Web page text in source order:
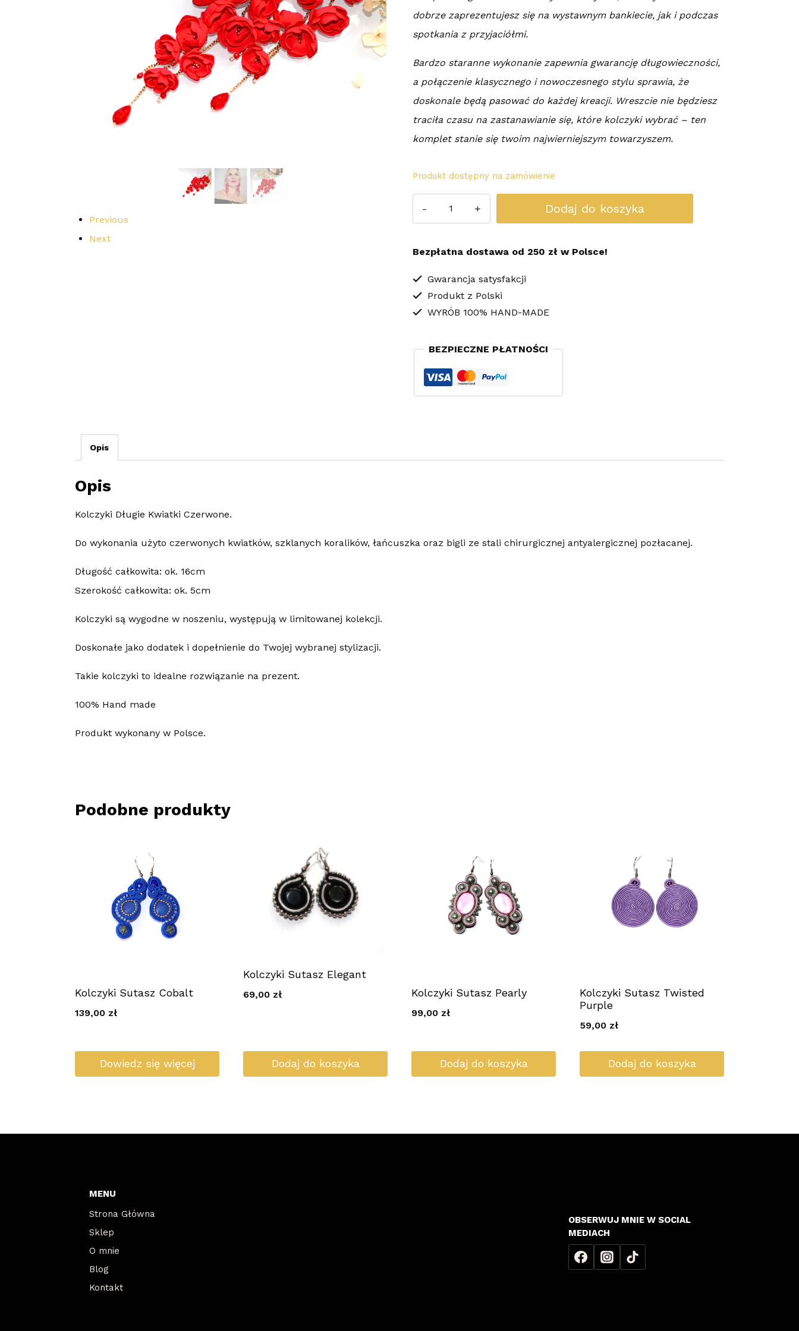
Previous
Next
dobrze zaprezentujesz się na wystawnym bankiecie, jak i podczas
spotkania z przyjaciółmi.
Bardzo staranne wykonanie zapewnia gwarancję długowieczności,
a połączenie klasycznego i nowoczesnego stylu sprawia, że
doskonale będą pasować do każdej kreacji. Wreszcie nie będziesz
traciła czasu na zastanawianie się, które kolczyki wybrać – ten
komplet stanie się twoim najwierniejszym towarzyszem.
Produkt dostępny na zamówienie
Kolczyki
Kwiatki
Czerwone
Dodaj do koszyka
Bezpłatna dostawa od 250 zł w Polsce!
Gwarancja satysfakcji
Produkt z Polski
WYRÓB 100% HAND-MADE
BEZPIECZNE PŁATNOŚCI
Opis
Opis
Kolczyki Długie Kwiatki Czerwone.
Do wykonania użyto czerwonych kwiatków, szklanych koralików, łańcuszka oraz bigli ze stali chirurgicznej antyalergicznej pozłacanej.
Długość całkowita: ok. 16cm
Szerokość całkowita: ok. 5cm
Kolczyki są wygodne w noszeniu, występują w limitowanej kolekcji.
Doskonałe jako dodatek i dopełnienie do Twojej wybranej stylizacji.
Takie kolczyki to idealne rozwiązanie na prezent.
100% Hand made
Produkt wykonany w Polsce.
Podobne produkty
Kolczyki Sutasz Cobalt
139,00 zł
Dowiedz się więcej
Kolczyki Sutasz Elegant
69,00 zł
Dodaj do koszyka
Kolczyki Sutasz Pearly
99,00 zł
Dodaj do koszyka
Kolczyki Sutasz Twisted
Purple
59,00 zł
Dodaj do koszyka
MENU
Strona Główna
Sklep
O mnie
Blog
Kontakt
OBSERWUJ MNIE W SOCIAL
MEDIACH